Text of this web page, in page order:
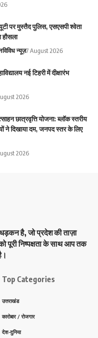
पर मुस्तैद पुलिस, एसएसपी श्वेता
हौसला
विविध न्यूज़7 August 2026
नई टिहरी में दीक्षारंभ
2026
छात्रवृत्ति योजना: ब्लॉक स्तरीय
ने दिखाया दम, जनपद स्तर के लिए
2026
है, जो प्रदेश की ताज़ा
पूरी निष्पक्षता के साथ आप तक
Top Categories
उत्तराखंड
कारोबार / रोजगार
देश-दुनिया